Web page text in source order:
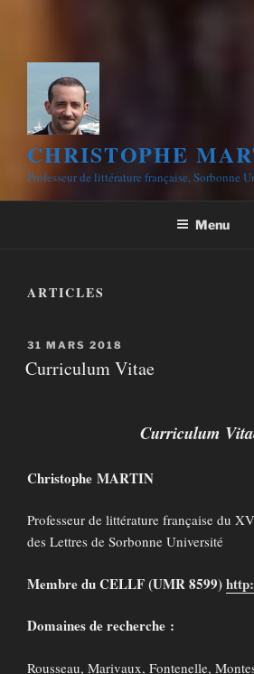
CHRISTOPHE
Professeur de littérature française, Sorbonne
Menu
ARTICLES
PUBLIÉ
LE
31 MARS 2018
Curriculum Vitae
Curriculum
Christophe MARTIN
Professeur de littérature française du
des Lettres de Sorbonne Université
Membre du CELLF (UMR 8599)
Domaines de recherche :
Rousseau, Marivaux, Fontenelle,